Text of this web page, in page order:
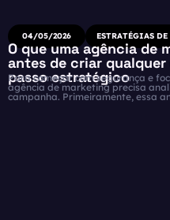
04/05/2026 ESTRATÉGIAS
O que uma agência de
antes de criar qualquer
passo estratégico
Para começar com segurança e
agência de marketing precisa
campanha. Primeiramente, essa